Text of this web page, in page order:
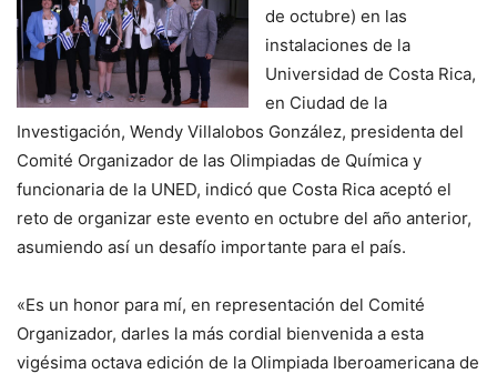
de octubre) en las
instalaciones de la
Universidad de Costa Rica,
en Ciudad de la
Investigación, Wendy Villalobos González, presidenta del
Comité Organizador de las Olimpiadas de Química y
funcionaria de la UNED, indicó que Costa Rica aceptó el
reto de organizar este evento en octubre del año anterior,
asumiendo así un desafío importante para el país.
«Es un honor para mí, en representación del Comité
Organizador, darles la más cordial bienvenida a esta
vigésima octava edición de la Olimpiada Iberoamericana de